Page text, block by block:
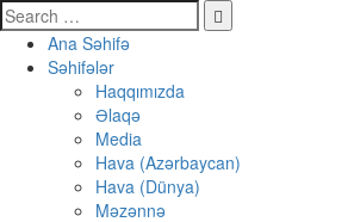
Ana Səhifə
Səhifələr
Haqqımızda
Əlaqə
Media
Hava (Azərbaycan)
Hava (Dünya)
Məzənnə